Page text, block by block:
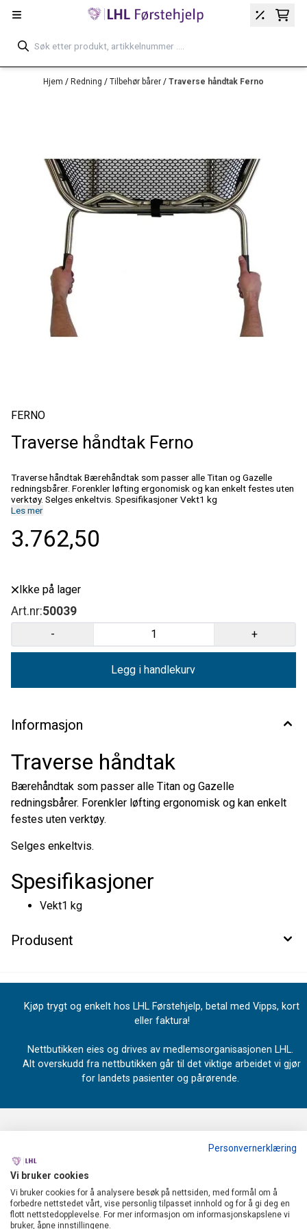
Hopp til innhold
Hjem / Redning / Tilbehør bårer / Traverse håndtak Ferno
FERNO
Traverse håndtak Ferno
Traverse håndtak Bærehåndtak som passer alle Titan og Gazelle
redningsbårer. Forenkler løfting ergonomisk og kan enkelt festes uten
verktøy. Selges enkeltvis. Spesifikasjoner Vekt1 kg
Les mer
3.762,50
Ikke på lager
Art.nr:50039
- +
Legg i handlekurv
Informasjon
Traverse håndtak
Bærehåndtak som passer alle Titan og Gazelle
redningsbårer. Forenkler løfting ergonomisk og kan enkelt
festes uten verktøy.
Selges enkeltvis.
Spesifikasjoner
Vekt1 kg
Produsent
Kjøp trygt og enkelt hos LHL Førstehjelp, betal med Vipps, kort
eller faktura!
Nettbutikken eies og drives av medlemsorganisasjonen LHL.
Alt overskudd fra nettbutikken går til det viktige arbeidet vi gjør
for landets pasienter og pårørende.
OM OSS
LHL
Industrivegen 67
MENY
Forsendelse og retur
Personvernerklæring
Vi bruker cookies
Vi bruker cookies for å analysere besøk på nettsiden, med formål om å
forbedre nettstedet vårt, vise personlig tilpasset innhold og for å gi deg en
flott nettstedopplevelse. For mer informasjon om informasjonskapslene vi
bruker, åpne innstillingene.